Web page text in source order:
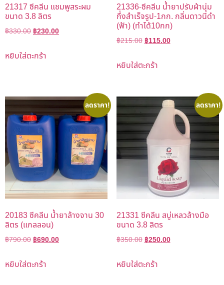
21317 ซีคลีน แชมพูสระผม
ขนาด 3.8 ลิตร
฿330.00 ฿230.00
หยิบใส่ตะกร้า
21336-ซีคลีน น้ำยาปรับผ้านุ่ม
กึ่งสำเร็จรูป-1กก. กลิ่นดาวนี่ดำ
(ฟ้า) (ทำได้10กก)
฿215.00 ฿115.00
หยิบใส่ตะกร้า
ลดราคา!
20183 ซีคลีน น้ำยาล้างจาน 30
ลิตร (แกลลอน)
฿790.00 ฿690.00
หยิบใส่ตะกร้า
ลดราคา!
21331 ซีคลีน สบู่เหลวล้างมือ
ขนาด 3.8 ลิตร
฿350.00 ฿250.00
หยิบใส่ตะกร้า